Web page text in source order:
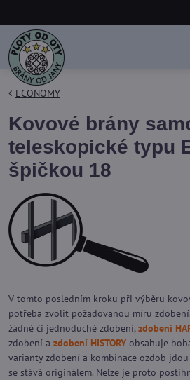
ECONOMY
Kovové brány
teleskopické typu
špičkou 18
V tomto posledním kroku při výběru
potřeba zvolit požadovanou míru zdobení.
žádné či jednoduché zdobení,zdobení
zdobení a zdobení HISTORY obsahuje
varianty zdobení a kombinace ozdob
se stává originálem. Nelze je proto